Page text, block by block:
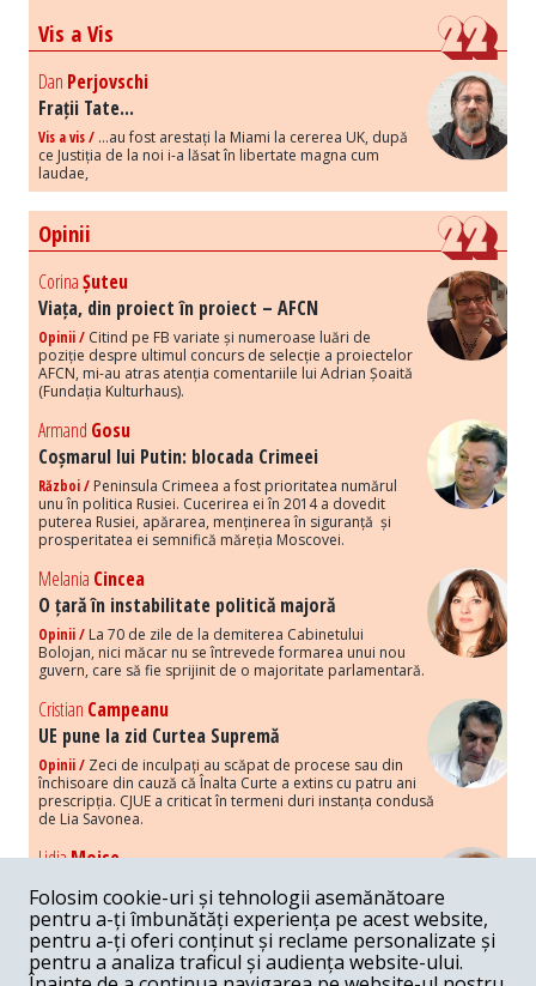
Vis a Vis
Dan Perjovschi
Frații Tate...
Vis a vis / ...au fost arestați la Miami la cererea UK, după
ce Justiția de la noi i-a lăsat în libertate magna cum
laudae,
Opinii
CorinaȘuteu
Viața, din proiect în proiect – AFCN
Opinii / Citind pe FB variate și numeroase luări de
poziție despre ultimul concurs de selecție a proiectelor
AFCN, mi-au atras atenția comentariile lui Adrian Șoaită
(Fundația Kulturhaus).
Armand Gosu
Coșmarul lui Putin: blocada Crimeei
Război / Peninsula Crimeea a fost prioritatea numărul
unu în politica Rusiei. Cucerirea ei în 2014 a dovedit
puterea Rusiei, apărarea, menținerea în siguranță și
prosperitatea ei semnifică măreția Moscovei.
Melania Cincea
O țară în instabilitate politică majoră
Opinii / La 70 de zile de la demiterea Cabinetului
Bolojan, nici măcar nu se întrevede formarea unui nou
guvern, care să fie sprijinit de o majoritate parlamentară.
Cristian Campeanu
UE pune la zid Curtea Supremă
Opinii / Zeci de inculpați au scăpat de procese sau din
închisoare din cauză că Înalta Curte a extins cu patru ani
prescripția. CJUE a criticat în termeni duri instanța condusă
de Lia Savonea.
LidiaMoise
Costurile economice ale haosului politic
Opinii / Economia nu poate rezista cu retorica falsă a
susținerii intereselor poporului, care, de fapt, ascunde
obsesia menținerii privilegiilor și a averilor unor caste.
Folosim cookie-uri și tehnologii asemănătoare
pentru a-ți îmbunătăți experiența pe acest website,
pentru a-ți oferi conținut și reclame personalizate și
pentru a analiza traficul și audiența website-ului.